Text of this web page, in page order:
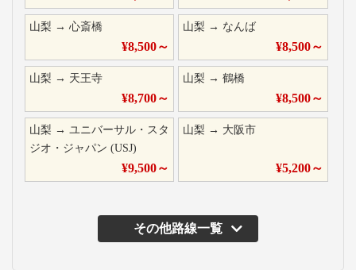
山梨 → 心斎橋
¥8,500～
山梨 → なんば
¥8,500～
山梨 → 天王寺
¥8,700～
山梨 →鶴橋
¥8,500～
山梨 → ユニバーサル・スタ
ジオ・ジャパン (USJ)
¥9,500～
山梨 → 大阪市
¥5,200～
その他路線一覧